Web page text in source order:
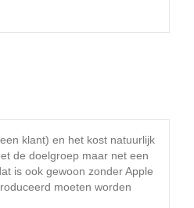
klant) en het kost natuurlijk
de doelgroep maar net een
is ook gewoon zonder Apple
moeten worden